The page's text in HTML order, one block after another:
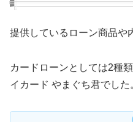
提供しているローン商品や
カードローンとしては2種
イカード やまぐち君でした